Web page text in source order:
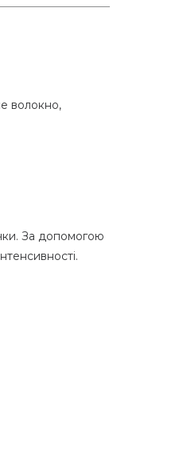
волокно,
За допомогою